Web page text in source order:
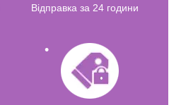
Відправка за 24 години